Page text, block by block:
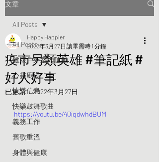
文章
All Posts
健康戶外室內運動
心靈廚湯
快樂信息
快樂鼓舞歌曲
義務工作
舊歌重溫
身體與健康
All Posts
疫市另類英雄 #筆記紙 #
好人好事
Happy Happier
2022年3月27日 讀畢需時 1 分鐘
已更新：2022年3月27日
https://youtu.be/4QiqdwhdBUM